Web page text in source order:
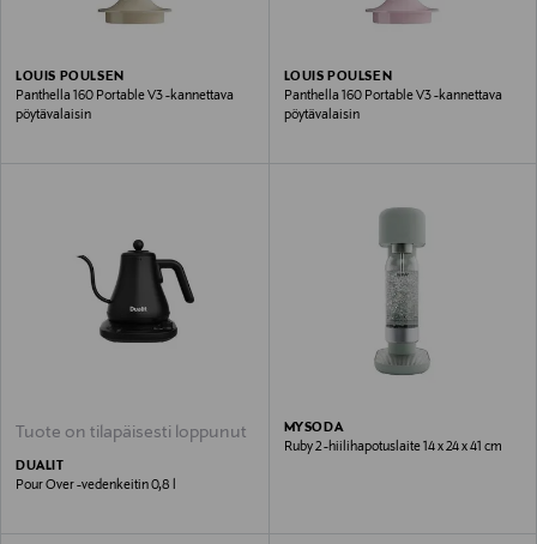
LOUIS POULSEN
Panthella 160 Portable V3 -kannettava
pöytävalaisin
LOUIS POULSEN
Panthella 160 Portable V3 -kannettava
pöytävalaisin
Tuote on tilapäisesti loppunut
DUALIT
Pour Over -vedenkeitin 0,8 l
MYSODA
Ruby 2 -hiilihapotuslaite 14 x 24 x 41 cm